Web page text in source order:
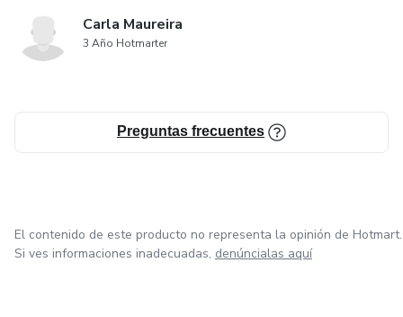
Carla Maureira
3 Año Hotmarter
Preguntas frecuentes
El contenido de este producto no representa la opinión de Hotmart.
Si ves informaciones inadecuadas, denúncialas aquí